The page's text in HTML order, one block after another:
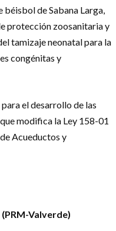
de Sabana Larga,
protección zoosanitaria y
tamizaje neonatal para la
congénitas y
el desarrollo de las
modifica la Ley 158-01
Acueductos y
Valverde)